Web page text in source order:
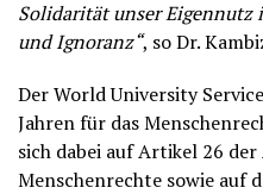
Solidarität unser Eigennutz
und Ignoranz“, so Dr.
Der World University
Jahren für das
sich dabei auf Artikel 26
Menschenrechte sowie auf